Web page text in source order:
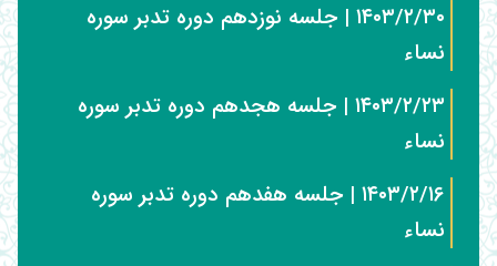
۱۴۰۳/۲/۳۰ | جلسه نوزدهم دوره تدبر سوره
نساء
۱۴۰۳/۲/۲۳ | جلسه هجدهم دوره تدبر سوره
نساء
۱۴۰۳/۲/۱۶ | جلسه هفدهم دوره تدبر سوره
نساء